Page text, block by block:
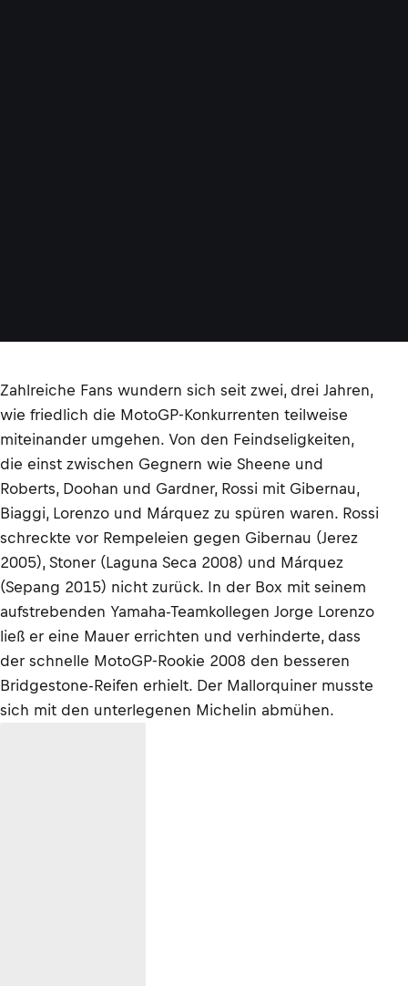
Zahlreiche Fans wundern sich seit zwei, drei Jahren,
wie friedlich die MotoGP-Konkurrenten teilweise
miteinander umgehen. Von den Feindseligkeiten,
die einst zwischen Gegnern wie Sheene und
Roberts, Doohan und Gardner, Rossi mit Gibernau,
Biaggi, Lorenzo und Márquez zu spüren waren. Rossi
schreckte vor Rempeleien gegen Gibernau (Jerez
2005), Stoner (Laguna Seca 2008) und Márquez
(Sepang 2015) nicht zurück. In der Box mit seinem
aufstrebenden Yamaha-Teamkollegen Jorge Lorenzo
ließ er eine Mauer errichten und verhinderte, dass
der schnelle MotoGP-Rookie 2008 den besseren
Bridgestone-Reifen erhielt. Der Mallorquiner musste
sich mit den unterlegenen Michelin abmühen.